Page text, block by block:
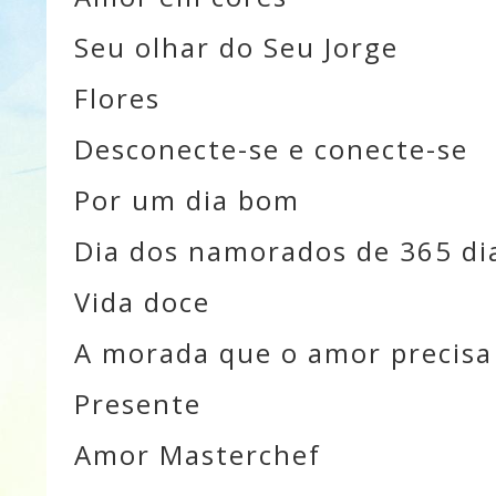
Seu olhar do Seu Jorge
Flores
Desconecte-se e conecte-se
Por um dia bom
Dia dos namorados de 365
Vida doce
A morada que o amor precisa
Presente
Amor Masterchef